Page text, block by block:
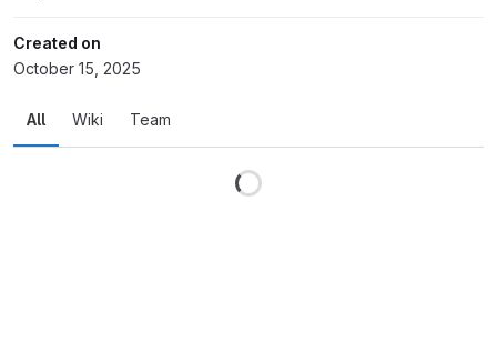
Created on
October 15, 2025
All Wiki Team
Loading